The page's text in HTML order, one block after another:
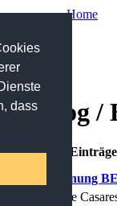
dass
Home
Katalog /
Insgesamt 5
Strandwohnung
Ort: Bahia de